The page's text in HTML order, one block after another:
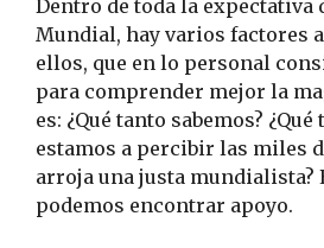
Dentro de toda la expectativa
Mundial, hay varios factores
ellos, que en lo personal
para comprender mejor la
es: ¿Qué tanto sabemos?
estamos a percibir las miles
arroja una justa mundialista?
podemos encontrar apoyo.